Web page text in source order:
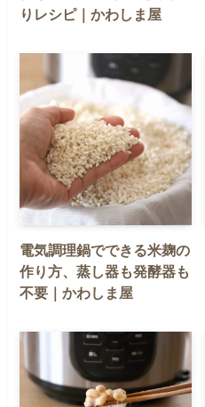
りレシピ｜かわしま屋
電気調理鍋でできる米麹の
作り方、蒸し器も発酵器も
不要｜かわしま屋